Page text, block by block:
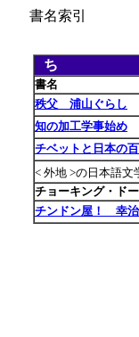
書名索引
ち
書名
秩父 浦山ぐらし
知の加工学事始め
チベットと日本の
< 外地 >の日本語文
チョーキング・
チンドン屋！ 幸